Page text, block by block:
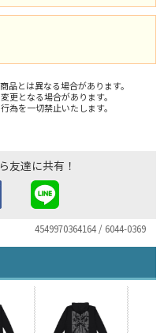
品とは異なる場合があります。
更となる場合があります。
為を一切禁止いたします。
友達に共有！
4549970364164 / 6044-0369